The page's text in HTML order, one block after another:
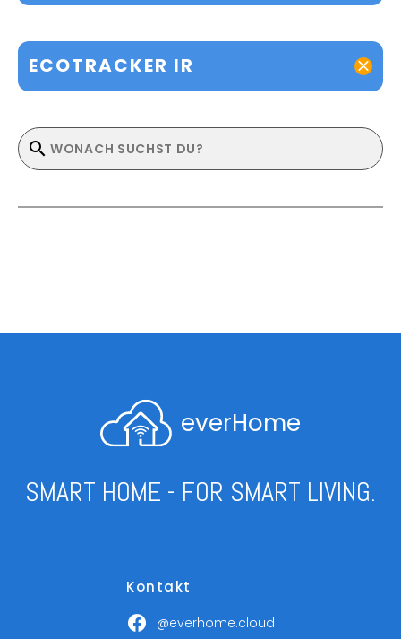
ECOTRACKER IR
everHome
SMART HOME - FOR SMART LIVING.
Kontakt
@everhome.cloud